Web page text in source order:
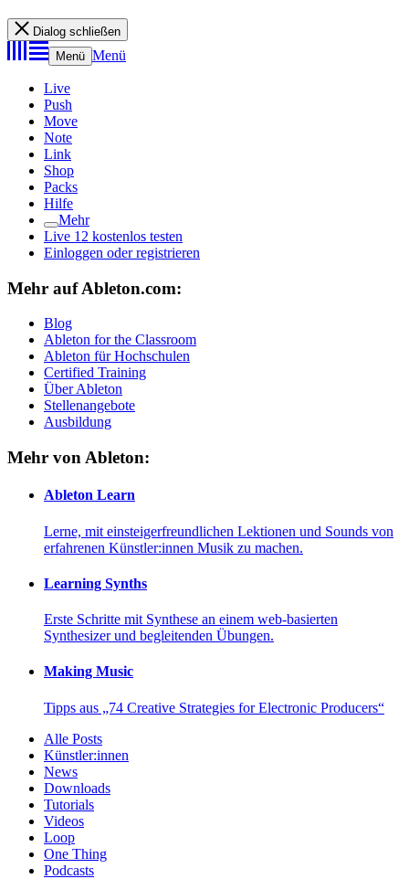
Dialog schließen
Menü Menü
Live
Push
Move
Note
Link
Shop
Packs
Hilfe
Mehr
Live 12 kostenlos testen
Einloggen oder registrieren
Mehr auf Ableton.com:
Blog
Ableton for the Classroom
Ableton für Hochschulen
Certified Training
Über Ableton
Stellenangebote
Ausbildung
Mehr von Ableton:
Ableton Learn
Lerne, mit einsteigerfreundlichen Lektionen und Sounds von
erfahrenen Künstler:innen Musik zu machen.
Learning Synths
Erste Schritte mit Synthese an einem web-basierten
Synthesizer und begleitenden Übungen.
Making Music
Tipps aus „74 Creative Strategies for Electronic Producers“
Alle Posts
Künstler:innen
News
Downloads
Tutorials
Videos
Loop
One Thing
Podcasts